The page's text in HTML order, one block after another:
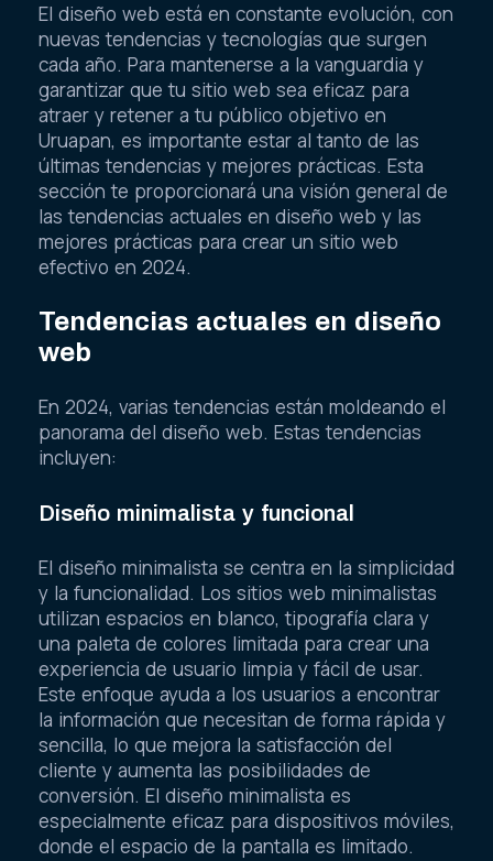
El diseño web está en constante evolución, con
nuevas tendencias y tecnologías que surgen
cada año. Para mantenerse a la vanguardia y
garantizar que tu sitio web sea eficaz para
atraer y retener a tu público objetivo en
Uruapan, es importante estar al tanto de las
últimas tendencias y mejores prácticas. Esta
sección te proporcionará una visión general de
las tendencias actuales en diseño web y las
mejores prácticas para crear un sitio web
efectivo en 2024.
Tendencias actuales en diseño
web
En 2024, varias tendencias están moldeando el
panorama del diseño web. Estas tendencias
incluyen:
Diseño minimalista y funcional
El diseño minimalista se centra en la simplicidad
y la funcionalidad. Los sitios web minimalistas
utilizan espacios en blanco, tipografía clara y
una paleta de colores limitada para crear una
experiencia de usuario limpia y fácil de usar.
Este enfoque ayuda a los usuarios a encontrar
la información que necesitan de forma rápida y
sencilla, lo que mejora la satisfacción del
cliente y aumenta las posibilidades de
conversión. El diseño minimalista es
especialmente eficaz para dispositivos móviles,
donde el espacio de la pantalla es limitado.